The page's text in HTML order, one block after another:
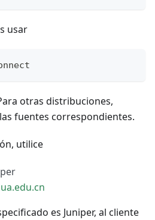
usar
otras distribuciones,
fuentes correspondientes.
utilice
es Juniper, al cliente